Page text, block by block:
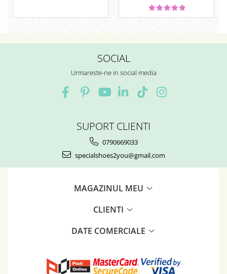
SOCIAL
Urmareste-ne in social media
SUPORT CLIENTI
0790669033
specialshoes2you@gmail.com
MAGAZINUL MEU
CLIENTI
DATE COMERCIALE